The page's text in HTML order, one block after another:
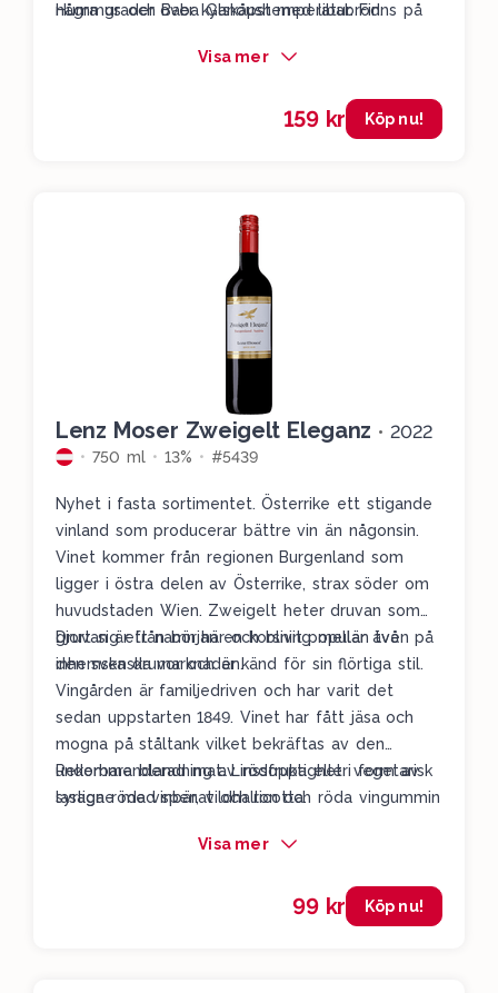
några grader över kylskåpstemperatur. Finns på
Hummus och Baba Ganoush med libabröd.
Visa mer
159 kr Köp nu!
Lenz Moser Zweigelt Eleganz • 2022
750 ml 13% #5439
Nyhet i fasta sortimentet. Österrike ett stigande
vinland som producerar bättre vin än någonsin.
Vinet kommer från regionen Burgenland som
ligger i östra delen av Österrike, strax söder om
huvudstaden Wien. Zweigelt heter druvan som
gjort sig ett namn här och blivit populär även på
den svenska marknaden.
Druvan är från början en korsning mellan två
inhemska druvor och är känd för sin flörtiga stil.
Vingården är familjedriven och har varit det
sedan uppstarten 1849. Vinet har fått jäsa och
mogna på ståltank vilket bekräftas av den
underbara blandning av rödfruktighet i form av
syrliga röda vinbär, vildhallon och röda vingummin
kupor och servera svalt (16 C*).
Rekommenderad mat: Linssoppa eller vegetarisk
lasagne med spenat och ricotta.
Visa mer
99 kr Köp nu!